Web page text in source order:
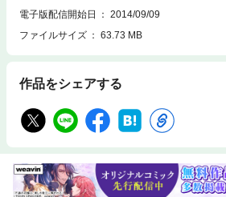
ラン集※この商品は紙の書籍のページを画像に
けを拡大することはできませんので、予めご了
イルにより、ご購入前にお手持ちの端末での表
電子版配信開始日
2014/09/09
ファイルサイズ
63.73 MB
作品をシェアする